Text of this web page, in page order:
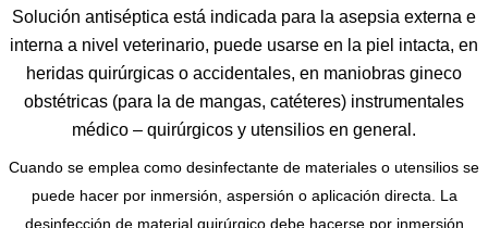
Solución antiséptica está indicada para la asepsia externa e
interna a nivel veterinario, puede usarse en la piel intacta, en
heridas quirúrgicas o accidentales, en maniobras gineco
obstétricas (para la de mangas, catéteres) instrumentales
médico – quirúrgicos y utensilios en general.
Cuando se emplea como desinfectante de materiales o utensilios se
puede hacer por inmersión, aspersión o aplicación directa. La
desinfección de material quirúrgico debe hacerse por inmersión